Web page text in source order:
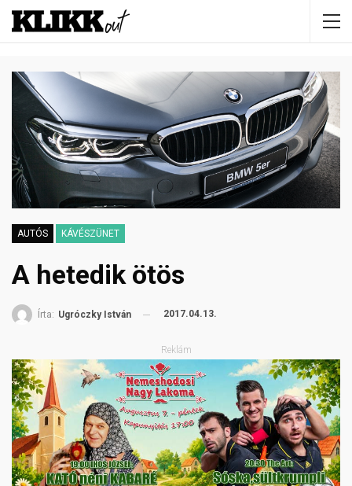
AUTÓS KÁVÉSZÜNET
A hetedik ötös
Írta: Ugróczky István 2017.04.13.
Reklám